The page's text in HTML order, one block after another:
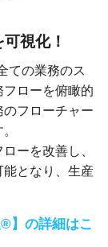
視化！
ての業務のス
ローを俯瞰的
フローチャー
ーを改善し、
となり、生産
】の詳細はこ